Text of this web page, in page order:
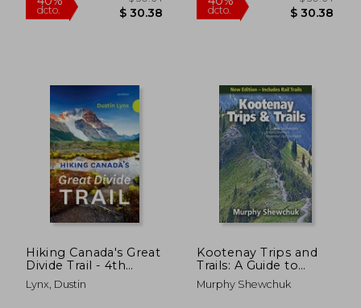
Hiking Canada's Great
Divide Trail - 4th
Edition (en Inglés)
Lynx, Dustin
Kootenay Trips and
Trails: A Guide to
Southeastern British
Columbia's
Murphy Shewchuk